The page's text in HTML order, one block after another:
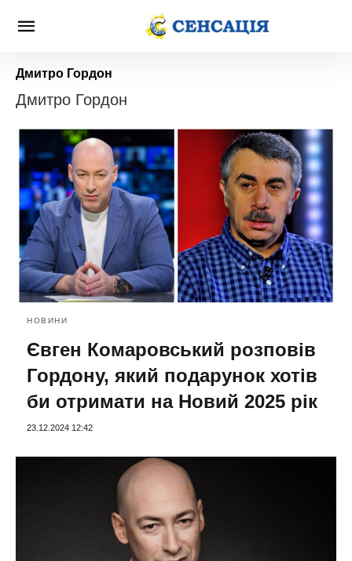
Дмитро Гордон
Дмитро Гордон
НОВИНИ
Євген Комаровський розповів
Гордону, який подарунок хотів
би отримати на Новий 2025 рік
23.12.2024 12:42